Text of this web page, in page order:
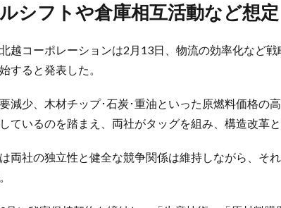
ルシフトや倉庫相互活動など想定
越コーポレーションは2月13日、物流の効率化など
すると発表した。
減少、木材チップ･石炭･重油といった原燃料価格の
ているのを踏まえ、両社がタッグを組み、構造改革
両社の独立性と健全な競争関係は維持しながら、そ